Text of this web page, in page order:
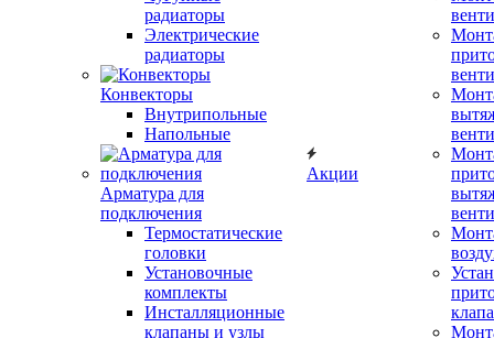
радиаторы
Электрические
радиаторы
Конвекторы
Внутрипольные
Напольные
Арматура для
подключения
Термостатические
головки
Установочные
комплекты
Инсталляционные
клапаны и узлы
Акции